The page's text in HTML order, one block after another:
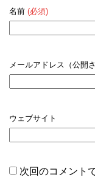
名前 (必須)
メールアドレス（公開
ウェブサイト
次回のコメント